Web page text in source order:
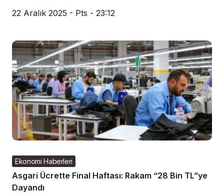
22 Aralık 2025 - Pts - 23:12
Ekonomi Haberleri
Asgari Ücrette Final Haftası: Rakam “28 Bin TL”ye
Dayandı